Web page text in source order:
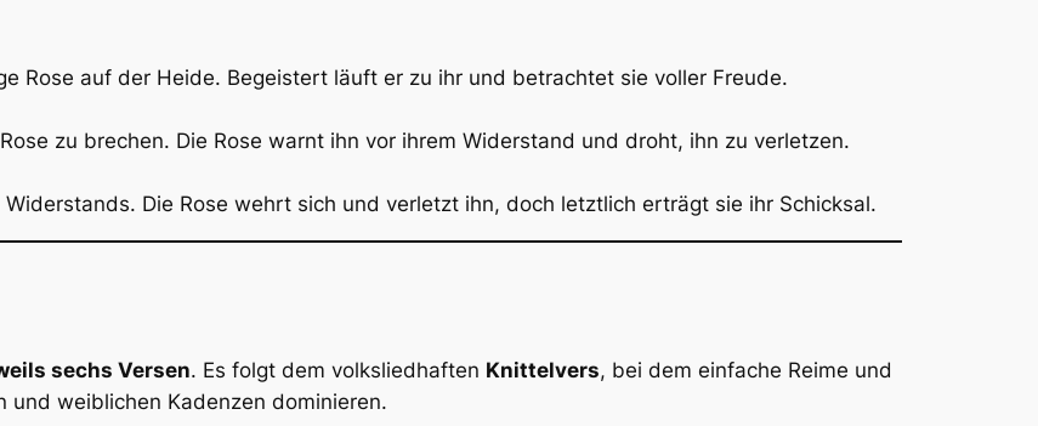
Rose auf der Heide. Begeistert läuft er zu ihr und betrachtet sie voller Freude.
zu brechen. Die Rose warnt ihn vor ihrem Widerstand und droht, ihn zu verletzen.
Die Rose wehrt sich und verletzt ihn, doch letztlich erträgt sie ihr Schicksal.
sechs Versen. Es folgt dem volksliedhaften Knittelvers, bei dem einfache Reime und
und weiblichen Kadenzen dominieren.